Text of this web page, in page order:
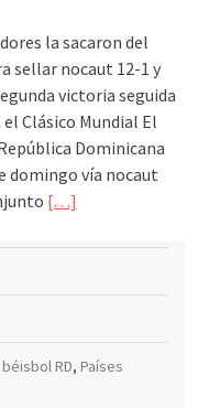
la sacaron del
sellar nocaut 12-1 y
victoria seguida
Clásico Mundial El
Dominicana
domingo vía nocaut
[…]
RD, Países